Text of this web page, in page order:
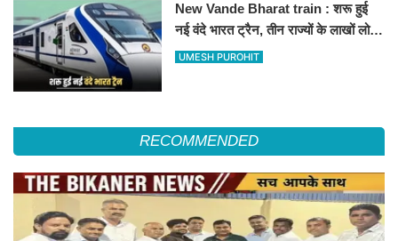
New Vande Bharat train : शरू हुई
नई वंदे भारत ट्रैन, तीन राज्यों के लाखों लोगों
का सफर होगा आसान, देखें पूरा रूटमैप
UMESH PUROHIT
RECOMMENDED